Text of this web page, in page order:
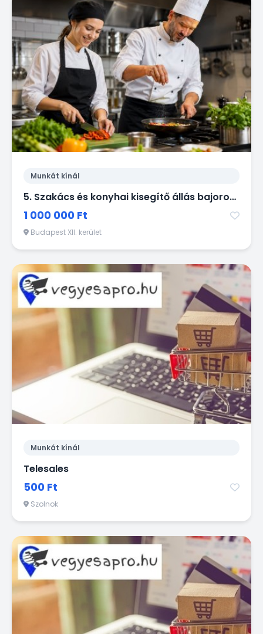
Munkát kínál
5. Szakács és konyhai kisegítő állás bajorországi étteremben
1 000 000 Ft
Budapest XII. kerület
Munkát kínál
Telesales
500 Ft
Szolnok